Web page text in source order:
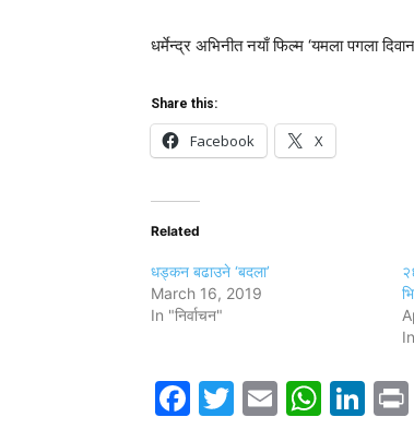
धर्मेन्द्र अभिनीत नयाँ फिल्म ‘यमला पगला
Share this:
Facebook X
Related
धड्कन बढाउने ‘बदला’
March 16, 2019
In "निर्वाचन"
Facebook
Twitter
Email